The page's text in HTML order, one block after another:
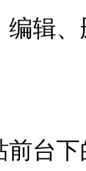
编辑
前台